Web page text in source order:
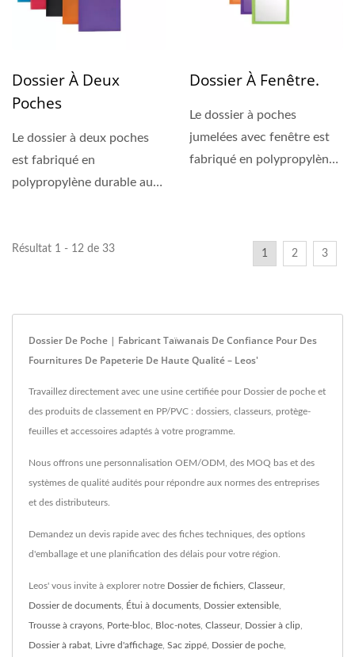
Dossier À Deux
Poches
Le dossier à deux poches
est fabriqué en
polypropylène durable au
Dossier À Fenêtre.
Le dossier à poches
jumelées avec fenêtre est
fabriqué en polypropylène
Résultat 1 - 12 de 33 1 2 3
Dossier De Poche | Fabricant Taïwanais De Confiance Pour Des
Fournitures De Papeterie De Haute Qualité – Leos'
Travaillez directement avec une usine certifiée pour Dossier de poche et
des produits de classement en PP/PVC : dossiers, classeurs, protège-
feuilles et accessoires adaptés à votre programme.
Nous offrons une personnalisation OEM/ODM, des MOQ bas et des
systèmes de qualité audités pour répondre aux normes des entreprises
et des distributeurs.
Demandez un devis rapide avec des fiches techniques, des options
d'emballage et une planification des délais pour votre région.
Leos' vous invite à explorer notre Dossier de fichiers Classeur,
Dossier de documents Étui à documents Dossier extensible
Trousse à crayons Porte-bloc Bloc-notes Classeur, Dossier à clip
Dossier à rabat Livre d'affichage Sac zippé Dossier de poche